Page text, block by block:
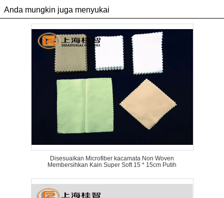
Anda mungkin juga menyukai
Disesuaikan Microfiber kacamata Non Woven
Membersihkan Kain Super Soft 15 * 15cm Putih